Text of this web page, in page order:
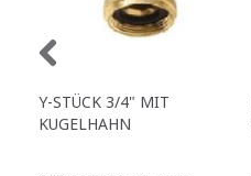
Y-STÜCK 3/4" MIT
KUGELHAHN